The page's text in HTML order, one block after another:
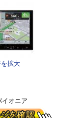
拡大
イオニア